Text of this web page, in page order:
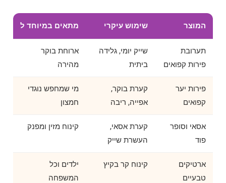
המוצר שימוש עיקרי מתאים במיוחד ל
תערובת
פירות קפואים
שייק יומי, גלידה
ביתית
ארוחת בוקר
מהירה
פירות יער
קפואים
קערת בוקר,
אפייה, ריבה
מי שמחפש נוגדי
חמצון
אסאי וסופר
פוד
קערת אסאי,
העשרת שייק
קינוח מזין ומפנק
ארטיקים
טבעיים
קינוח קר בקיץ
ילדים וכל
המשפחה